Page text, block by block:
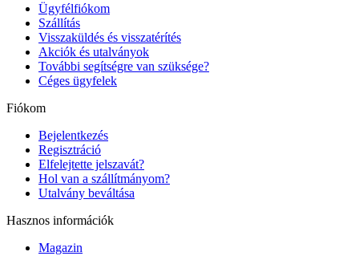
Ügyfélfiókom
Szállítás
Visszaküldés és visszatérítés
Akciók és utalványok
További segítségre van szüksége?
Céges ügyfelek
Fiókom
Bejelentkezés
Regisztráció
Elfelejtette jelszavát?
Hol van a szállítmányom?
Utalvány beváltása
Hasznos információk
Magazin